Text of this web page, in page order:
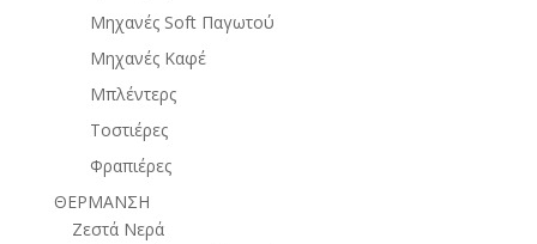
Μηχανές Soft Παγωτού
Μηχανές Καφέ
Μπλέντερς
Τοστιέρες
Φραπιέρες
ΘΕΡΜΑΝΣΗ
Ζεστά Νερά